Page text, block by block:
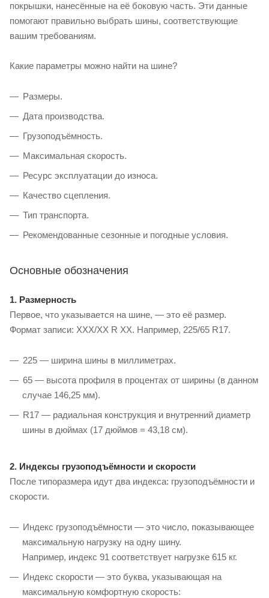
покрышки, нанесённые на её боковую часть. Эти данные
помогают правильно выбрать шины, соответствующие
вашим требованиям.
Какие параметры можно найти на шине?
Размеры.
Дата производства.
Грузоподъёмность.
Максимальная скорость.
Ресурс эксплуатации до износа.
Качество сцепления.
Тип транспорта.
Рекомендованные сезонные и погодные условия.
Основные обозначения
1. Размерность
Первое, что указывается на шине, — это её размер.
Формат записи: XXX/XX R XX. Например, 225/65 R17.
225 — ширина шины в миллиметрах.
65 — высота профиля в процентах от ширины (в данном
случае 146,25 мм).
R17 — радиальная конструкция и внутренний диаметр
шины в дюймах (17 дюймов = 43,18 см).
2. Индексы грузоподъёмности и скорости
После типоразмера идут два индекса: грузоподъёмности и
скорости.
Индекс грузоподъёмности — это число, показывающее
максимальную нагрузку на одну шину.
Например, индекс 91 соответствует нагрузке 615 кг.
Индекс скорости — это буква, указывающая на
максимальную комфортную скорость: